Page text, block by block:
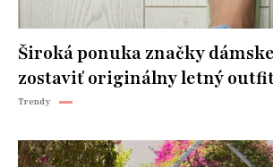
Široká ponuka značky
zostaviť originálny letný
Trendy